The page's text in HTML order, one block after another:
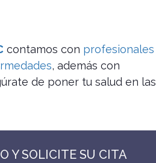
contamos con profesionales
, además con
de poner tu salud en las
Y SOLICITE SU CITA